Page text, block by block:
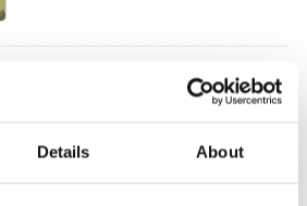
Details About
gozou da segunda etapa
dende O Barbanza